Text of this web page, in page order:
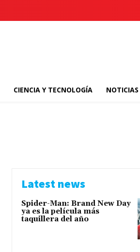
CIENCIA Y TECNOLOGÍA NOTICIAS
Latest news
Spider-Man: Brand New Day
ya es la película más
taquillera del año